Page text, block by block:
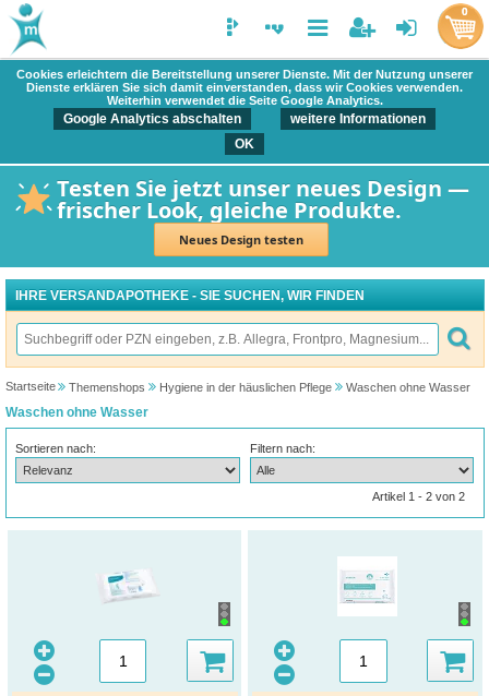
Cookies erleichtern die Bereitstellung unserer Dienste. Mit der Nutzung unserer
Dienste erklären Sie sich damit einverstanden, dass wir Cookies verwenden.
Weiterhin verwendet die Seite Google Analytics.
Google Analytics abschalten
weitere Informationen
OK
Testen Sie jetzt unser neues Design —
frischer Look, gleiche Produkte.
Neues Design testen
0
IHRE VERSANDAPOTHEKE - SIE SUCHEN, WIR FINDEN
Startseite Themenshops Hygiene in der häuslichen Pflege Waschen ohne Wasser
Waschen ohne Wasser
Sortieren nach: Filtern nach:
Artikel 1 - 2 von 2